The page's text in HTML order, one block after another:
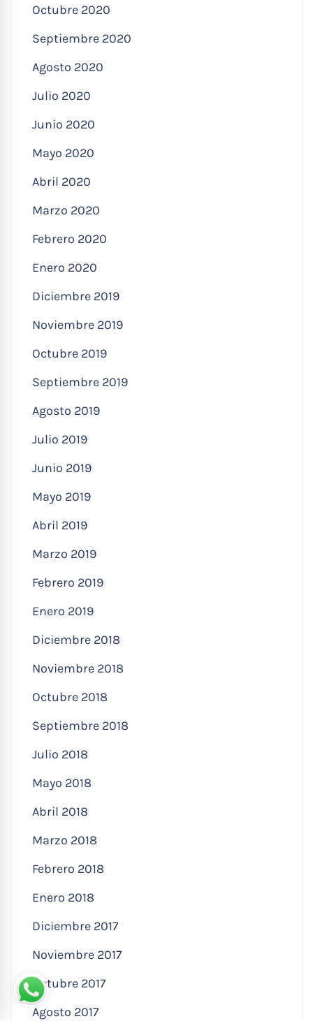
Octubre 2020
Septiembre 2020
Agosto 2020
Julio 2020
Junio 2020
Mayo 2020
Abril 2020
Marzo 2020
Febrero 2020
Enero 2020
Diciembre 2019
Noviembre 2019
Octubre 2019
Septiembre 2019
Agosto 2019
Julio 2019
Junio 2019
Mayo 2019
Abril 2019
Marzo 2019
Febrero 2019
Enero 2019
Diciembre 2018
Noviembre 2018
Octubre 2018
Septiembre 2018
Julio 2018
Mayo 2018
Abril 2018
Marzo 2018
Febrero 2018
Enero 2018
Diciembre 2017
Noviembre 2017
Octubre 2017
Agosto 2017